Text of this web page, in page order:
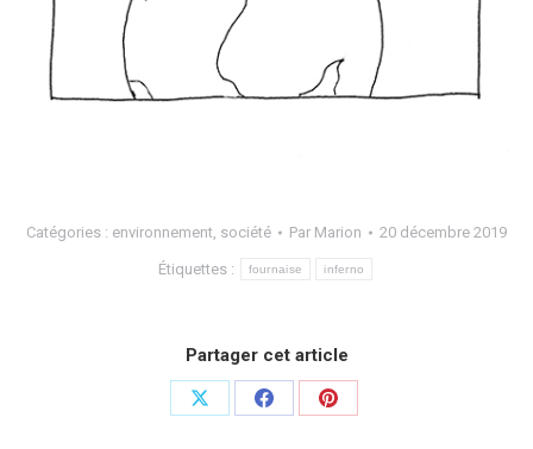
Catégories : environnement, société Par Marion 20 décembre 2019
Étiquettes : fournaise inferno
Partager cet article